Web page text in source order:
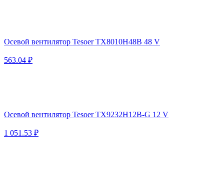
Осевой вентилятор Tesoer TX8010H48B 48 V
563.04 ₽
Осевой вентилятор Tesoer TX9232H12B-G 12 V
1 051.53 ₽